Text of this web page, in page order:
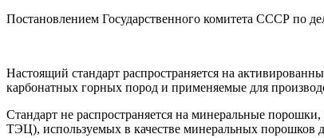
Постановлением Государственного комитета СССР по
Настоящий стандарт распространяется на
карбонатных горных пород и применяемые для
Стандарт не распространяется на минеральные
ТЭЦ), используемых в качестве минеральных порошков